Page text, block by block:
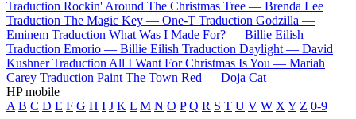
Traduction Rockin' Around The Christmas Tree — Brenda Lee
Traduction The Magic Key — One-T Traduction Godzilla —
Eminem Traduction What Was I Made For? — Billie Eilish
Traduction Emorio — Billie Eilish Traduction Daylight — David
Kushner Traduction All I Want For Christmas Is You — Mariah
Carey Traduction Paint The Town Red — Doja Cat
HP mobile
A B C D E F G H I J K L M N O P Q R S T U V W X Y Z 0-9